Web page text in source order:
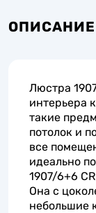
ОПИСАНИЕ
Люстра
интерьера
такие
потолок и
все
идеально
1907/6+6
Она с
небольшие